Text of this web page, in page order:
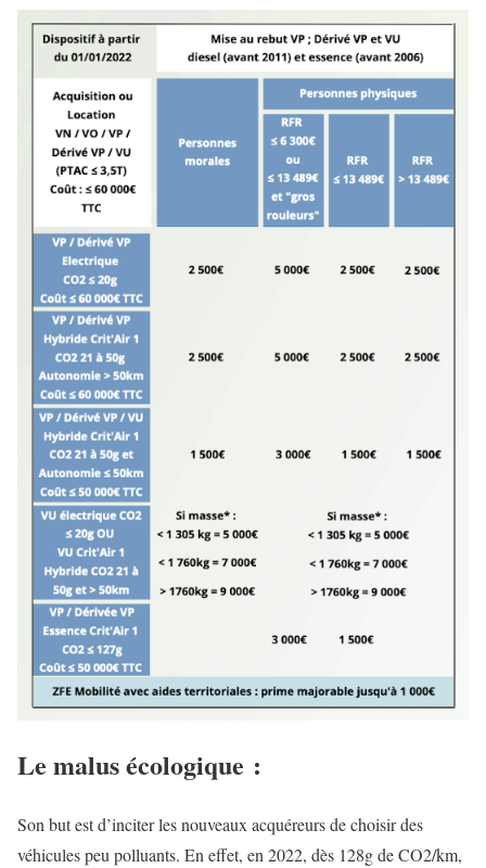
Le malus écologique :
Son but est d’inciter les nouveaux acquéreurs de choisir des
véhicules peu polluants. En effet, en 2022, dès 128g de CO2/km,